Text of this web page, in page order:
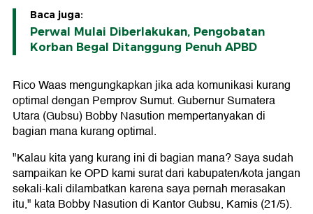
Baca juga:
Perwal Mulai Diberlakukan, Pengobatan
Korban Begal Ditanggung Penuh APBD
Rico Waas mengungkapkan jika ada komunikasi kurang
optimal dengan Pemprov Sumut. Gubernur Sumatera
Utara (Gubsu) Bobby Nasution mempertanyakan di
bagian mana kurang optimal.
"Kalau kita yang kurang ini di bagian mana? Saya sudah
sampaikan ke OPD kami surat dari kabupaten/kota jangan
sekali-kali dilambatkan karena saya pernah merasakan
itu," kata Bobby Nasution di Kantor Gubsu, Kamis (21/5).